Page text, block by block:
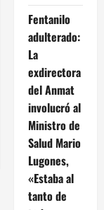
Fentanilo
adulterado:
La
exdirectora
del Anmat
involucró al
Ministro de
Salud Mario
Lugones,
«Estaba al
tanto de